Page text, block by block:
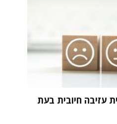
עזיבה חיובית בעת